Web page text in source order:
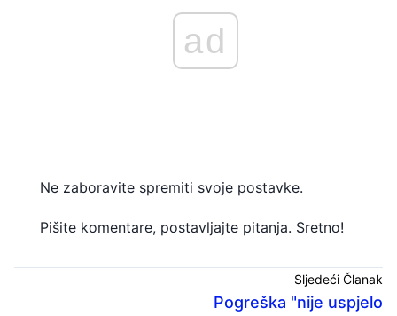
ad
Ne zaboravite spremiti svoje postavke.
Pišite komentare, postavljajte pitanja. Sretno!
Sljedeći Članak
Pogreška "nije uspjelo